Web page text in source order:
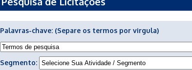
Palavras-chave: (Separe os termos por virgula)
Segmento: